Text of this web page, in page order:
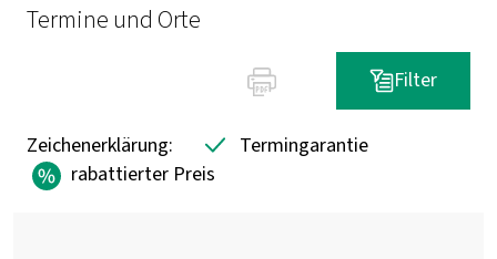
Termine und Orte
Filter
Zeichenerklärung:
Termingarantie
rabattierter Preis